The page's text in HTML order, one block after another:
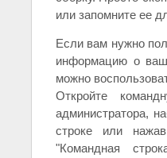
или запомните ее
Если вам нужно
информацию о
можно
Откройте
администратора,
строке или
"Командная